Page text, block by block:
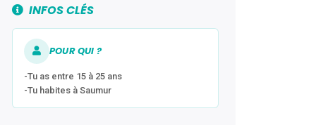
INFOS CLÉS
POUR QUI ?
-Tu as entre 15 à 25 ans
-Tu habites à Saumur